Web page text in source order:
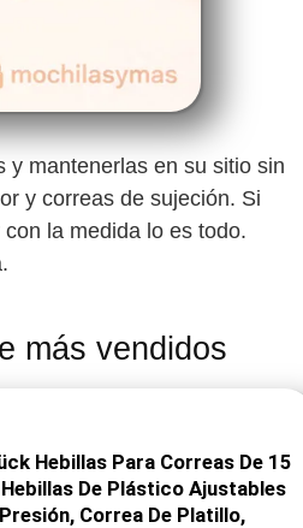
y mantenerlas en su sitio sin
y correas de sujeción. Si
la medida lo es todo.
más vendidos
Hebillas Para Correas De 15
De Plástico Ajustables
Correa De Platillo,